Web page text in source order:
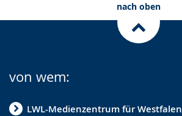
nach oben
von wem:
LWL-Medienzentrum für Westfalen